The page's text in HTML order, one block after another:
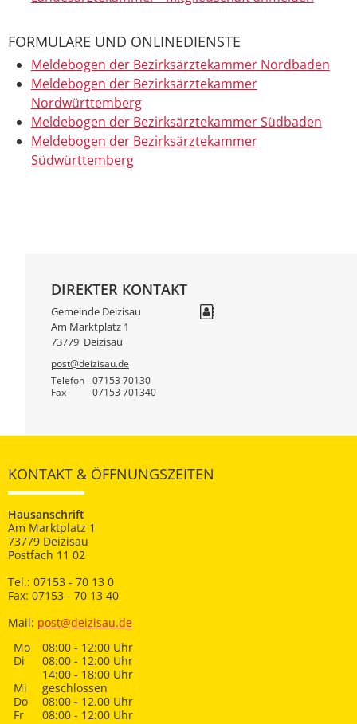
FORMULARE UND ONLINEDIENSTE
Meldebogen der Bezirksärztekammer Nordbaden
Meldebogen der Bezirksärztekammer
Nordwürttemberg
Meldebogen der Bezirksärztekammer Südbaden
Meldebogen der Bezirksärztekammer
Südwürttemberg
DIREKTER KONTAKT
Gemeinde Deizisau
Am Marktplatz 1
73779 Deizisau
post@deizisau.de
Telefon
07153 70130
Fax 07153 701340
KONTAKT & ÖFFNUNGSZEITEN
Hausanschrift
Am Marktplatz 1
73779 Deizisau
Postfach 11 02
Tel.: 07153 - 70 13 0
Fax: 07153 - 70 13 40
Mail: post@deizisau.de
Mo
08:00 - 12:00 Uhr
Di
08:00 - 12:00 Uhr
14:00 - 18:00 Uhr
Mi
geschlossen
Do
08:00 - 12.00 Uhr
Fr
08:00 - 12:00 Uhr